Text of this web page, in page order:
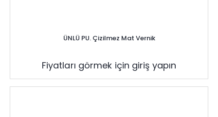
ÜNLÜ PU. Çizilmez Mat Vernik
Fiyatları görmek için giriş yapın